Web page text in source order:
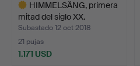
HIMMELSÄNG, primera
mitad del siglo XX.
Subastado 12 oct 2018
21 pujas
1.171 USD